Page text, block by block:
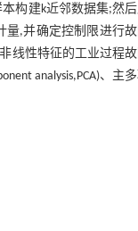
本构建k近邻数据集;然
量,并确定控制限进行
线性特征的工业过程
analysis,PCA)、主